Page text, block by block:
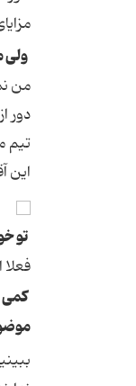
ولی
من
دور
تیم
این
تو
فعلا
كمی